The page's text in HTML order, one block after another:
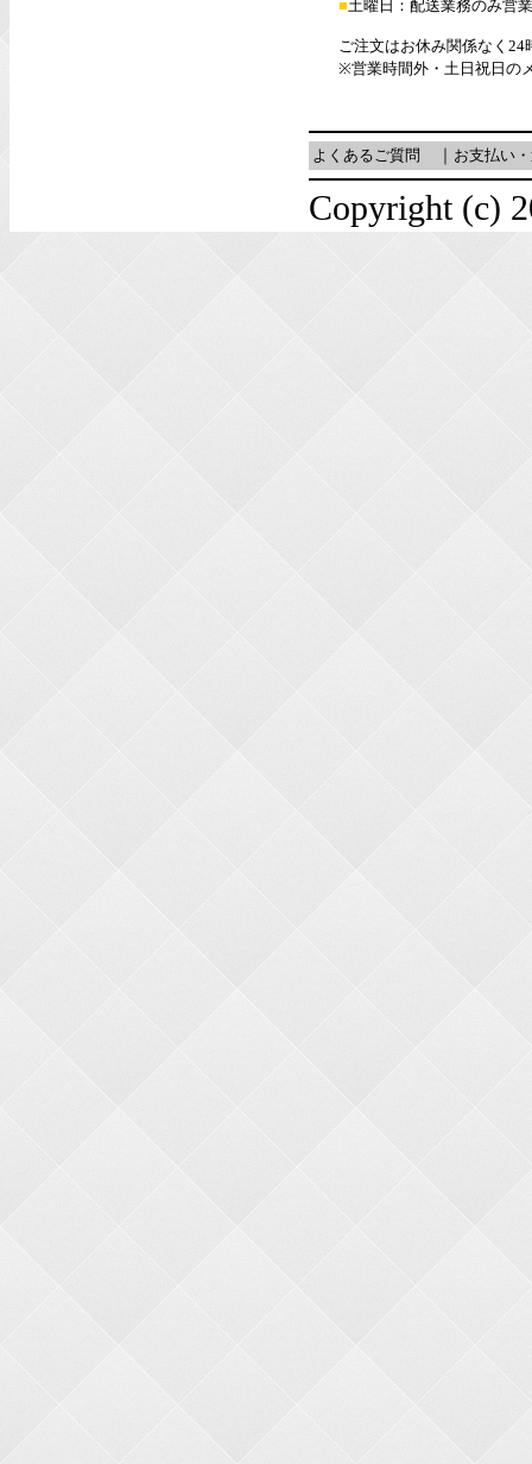
■土曜日：配送業務のみ営業
ご注文はお休み関係なく
※営業時間外・土日祝日の
よくあるご質問 お支払い
Copyright (c)